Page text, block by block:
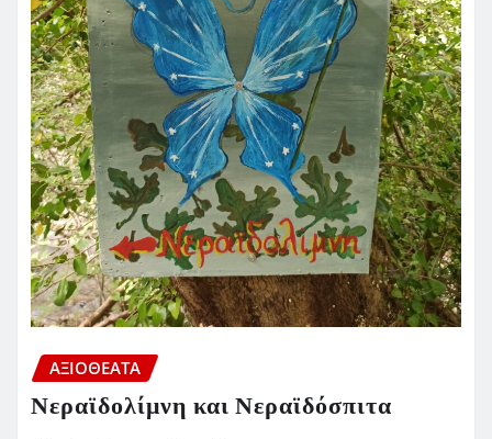
ΑΞΙΟΘΕΑΤΑ
Νεραϊδολίμνη και Νεραϊδόσπιτα